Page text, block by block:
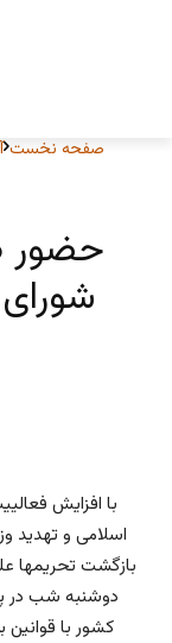
صفحه نخست
حضور
با افزایش
اسلامی و تهدید
بازگشت تحریمها
دوشنبه شب در
کشور با قوانین